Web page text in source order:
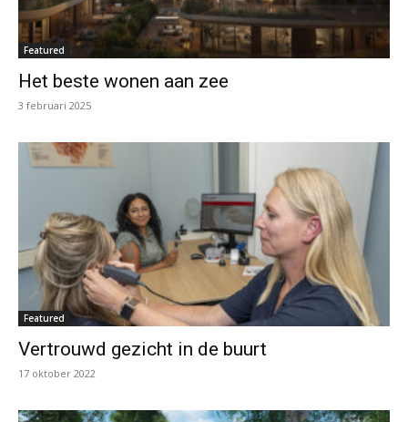
Featured
Het beste wonen aan zee
3 februari 2025
Featured
Vertrouwd gezicht in de buurt
17 oktober 2022